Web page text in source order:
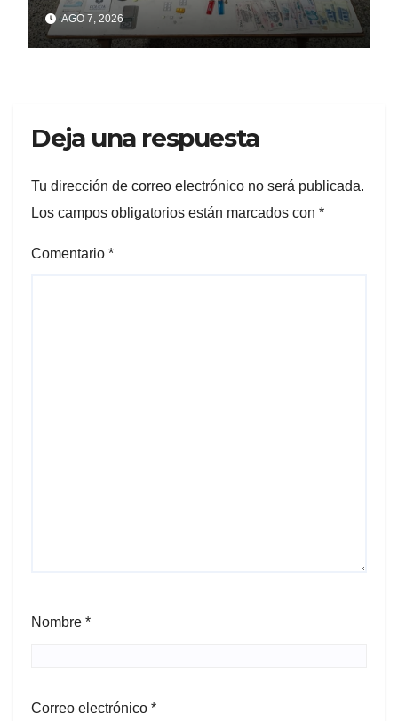
AGO 7, 2026
Deja una respuesta
Tu dirección de correo electrónico no será publicada.
Los campos obligatorios están marcados con *
Comentario *
Nombre *
Correo electrónico *